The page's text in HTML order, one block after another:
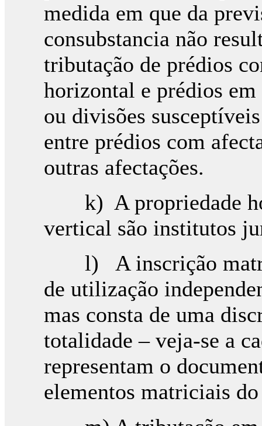
medida em que da
consubstancia não
tributação de prédios
horizontal e prédios
ou divisões
entre prédios com
outras afectações.
k) A propriedade
vertical são institutos
l) A inscrição
de utilização
mas consta de uma
totalidade – veja-se a
representam o
elementos matriciais